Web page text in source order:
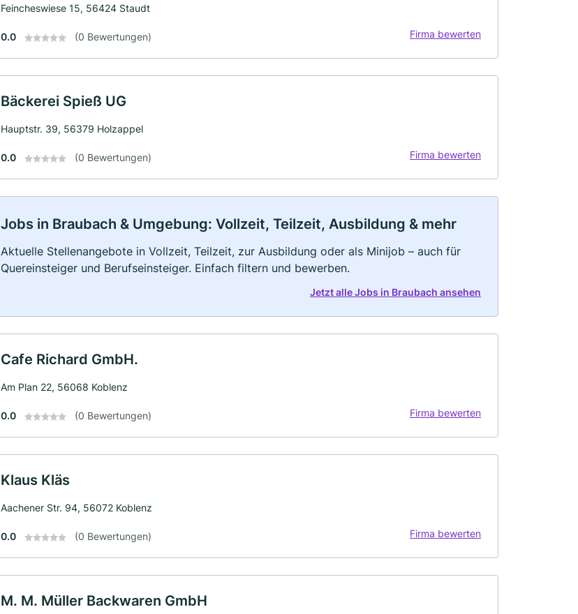
Feincheswiese 15, 56424 Staudt
0.0 (0 Bewertungen) Firma bewerten
Bäckerei Spieß UG
Hauptstr. 39, 56379 Holzappel
0.0 (0 Bewertungen) Firma bewerten
Jobs in Braubach & Umgebung: Vollzeit, Teilzeit, Ausbildung & mehr
Aktuelle Stellenangebote in Vollzeit, Teilzeit, zur Ausbildung oder als Minijob – auch für
Quereinsteiger und Berufseinsteiger. Einfach filtern und bewerben.
Jetzt alle Jobs in Braubach ansehen
Cafe Richard GmbH.
Am Plan 22, 56068 Koblenz
0.0 (0 Bewertungen) Firma bewerten
Klaus Kläs
Aachener Str. 94, 56072 Koblenz
0.0 (0 Bewertungen) Firma bewerten
M. M. Müller Backwaren GmbH